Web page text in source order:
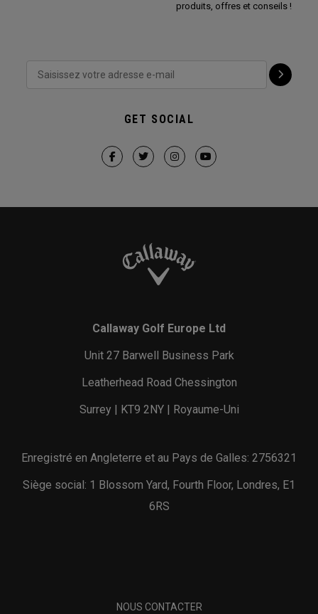
produits, offres et conseils !
GET SOCIAL
Callaway Golf Europe Ltd
Unit 27 Barwell Business Park
Leatherhead Road Chessington
Surrey | KT9 2NY | Royaume-Uni
Enregistré en Angleterre et au Pays de Galles: 2756321
Siège social: 1 Blossom Yard, Fourth Floor, Londres, E1
6RS
NOUS CONTACTER